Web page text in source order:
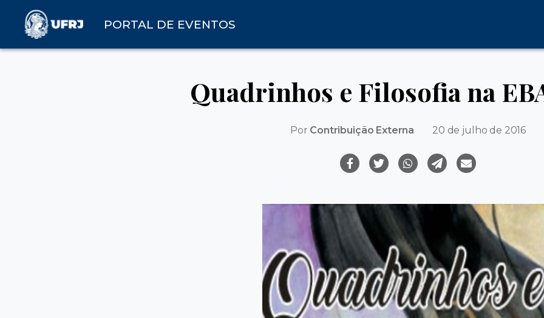
PORTAL DE EVENTOS
Quadrinhos e Filosofia na
Por Contribuição Externa 20 de julho de 2016